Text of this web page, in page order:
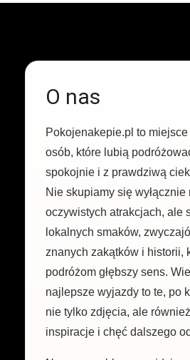
O nas
Pokojenakepie.pl to
osób, które lubią
spokojnie i z prawdziwą
Nie skupiamy się
oczywistych atrakcjach, ale
lokalnych smaków,
znanych zakątków i historii,
podróżom głębszy sens.
najlepsze wyjazdy to te, po
nie tylko zdjęcia, ale
inspiracje i chęć dalszego